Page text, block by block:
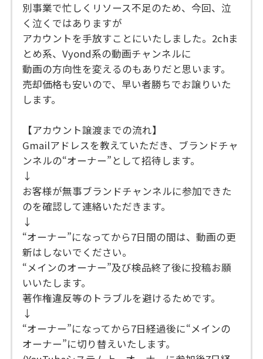
別事業で忙しくリソース不足のため、今回、泣
く泣くではありますが
アカウントを手放すことにいたしました。2chま
とめ系、Vyond系の動画チャンネルに
動画の方向性を変えるのもありだと思います。
売却価格も安いので、早い者勝ちでお譲りいた
します。
【アカウント譲渡までの流れ】
Gmailアドレスを教えていただき、ブランドチャ
ンネルの“オーナー”として招待します。
↓
お客様が無事ブランドチャンネルに参加できた
のを確認して連絡いただきます。
↓
“オーナー”になってから7日間の間は、動画の更
新はしないでください。
“メインのオーナー”及び検品終了後に投稿お願
いいたします。
著作権違反等のトラブルを避けるためです。
↓
“オーナー”になってから7日経過後に“メインの
オーナー”に切り替えいたします。